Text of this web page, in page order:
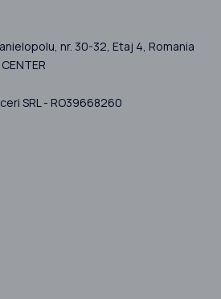
nr. 30-32, Etaj 4, Romania
SRL - RO39668260